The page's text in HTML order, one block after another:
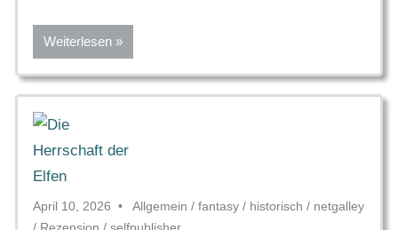
Weiterlesen
April 10, 2026 Allgemein / fantasy / historisch / netgalley